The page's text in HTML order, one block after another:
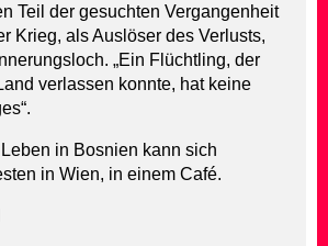
Teil der gesuchten Vergangenheit
Krieg, als Auslöser des Verlusts,
„Ein Flüchtling, der
verlassen konnte, hat keine
in Bosnien kann sich
in Wien, in einem Café.